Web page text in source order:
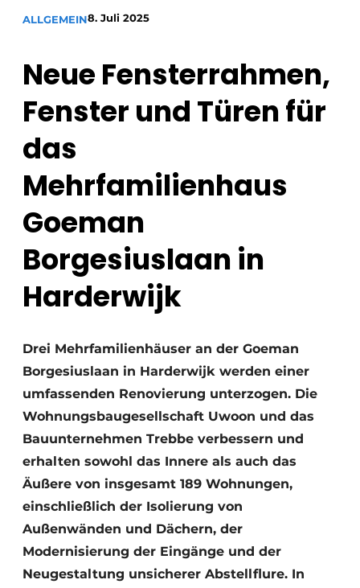
Podcasts
GeschichteMetadaten
Ein Stellenangebot registrieren
Videos
Glas
ALLGEMEIN8. Juli 2025
Neue Fensterrahmen,
Fenster und Türen für
das
Mehrfamilienhaus
Goeman
Borgesiuslaan in
Harderwijk
Drei Mehrfamilienhäuser an der Goeman
Borgesiuslaan in Harderwijk werden einer
umfassenden Renovierung unterzogen. Die
Wohnungsbaugesellschaft Uwoon und das
Bauunternehmen Trebbe verbessern und
erhalten sowohl das Innere als auch das
Äußere von insgesamt 189 Wohnungen,
einschließlich der Isolierung von
Außenwänden und Dächern, der
Modernisierung der Eingänge und der
Neugestaltung unsicherer Abstellflure. In